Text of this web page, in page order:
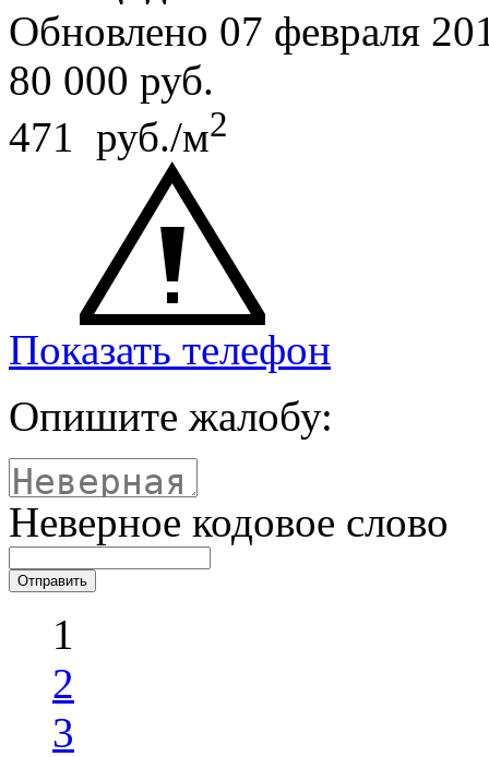
Обновлено 07 февраля
80 000 руб.
471 руб./м2
Показать телефон
Опишите жалобу:
Неверное кодовое слово
1
2
3